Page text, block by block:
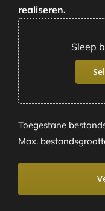
realiseren.
Sleep
Toegestane
Max.